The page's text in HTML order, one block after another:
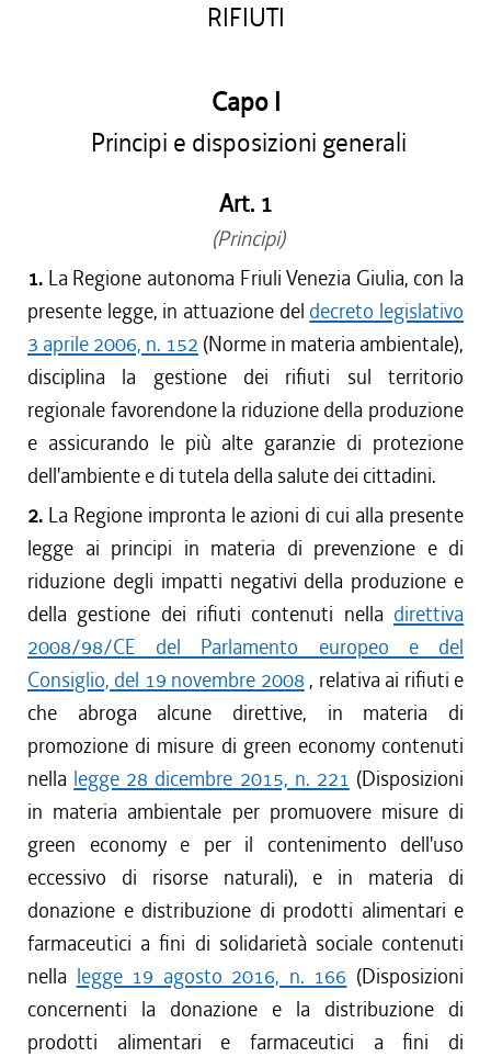
RIFIUTI
Capo I
Principi e disposizioni generali
Art. 1
(Principi)
1. La Regione autonoma Friuli Venezia Giulia, con la
presente legge, in attuazione del decreto legislativo
3 aprile 2006, n. 152 (Norme in materia ambientale),
disciplina la gestione dei rifiuti sul territorio
regionale favorendone la riduzione della produzione
e assicurando le più alte garanzie di protezione
dell'ambiente e di tutela della salute dei cittadini.
2. La Regione impronta le azioni di cui alla presente
legge ai principi in materia di prevenzione e di
riduzione degli impatti negativi della produzione e
della gestione dei rifiuti contenuti nella direttiva
2008/98/CE del Parlamento europeo e del
Consiglio, del 19 novembre 2008 , relativa ai rifiuti e
che abroga alcune direttive, in materia di
promozione di misure di green economy contenuti
nella legge 28 dicembre 2015, n. 221 (Disposizioni
in materia ambientale per promuovere misure di
green economy e per il contenimento dell'uso
eccessivo di risorse naturali), e in materia di
donazione e distribuzione di prodotti alimentari e
farmaceutici a fini di solidarietà sociale contenuti
nella legge 19 agosto 2016, n. 166 (Disposizioni
concernenti la donazione e la distribuzione di
prodotti alimentari e farmaceutici a fini di